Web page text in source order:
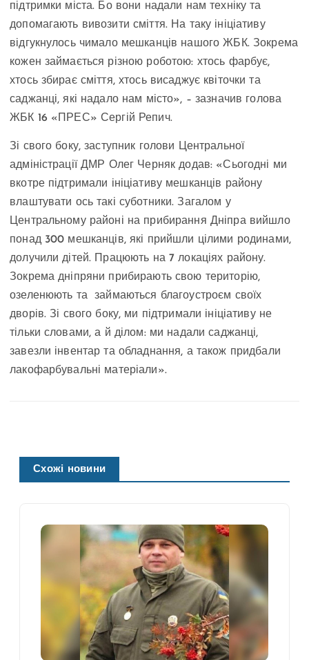
підтримки міста. Бо вони надали нам техніку та
допомагають вивозити сміття. На таку ініціативу
відгукнулось чимало мешканців нашого ЖБК. Зокрема
кожен займається різною роботою: хтось фарбує,
хтось збирає сміття, хтось висаджує квіточки та
саджанці, які надало нам місто», – зазначив голова
ЖБК 16 «ПРЕС» Сергій Репич.
Зі свого боку, заступник голови Центральної
адміністрації ДМР Олег Черняк додав: «Сьогодні ми
вкотре підтримали ініціативу мешканців району
влаштувати ось такі суботники. Загалом у
Центральному районі на прибирання Дніпра вийшло
понад 300 мешканців, які прийшли цілими родинами,
долучили дітей. Працюють на 7 локаціях району.
Зокрема дніпряни прибирають свою територію,
озеленюють та займаються благоустроєм своїх
дворів. Зі свого боку, ми підтримали ініціативу не
тільки словами, а й ділом: ми надали саджанці,
завезли інвентар та обладнання, а також придбали
лакофарбувальні матеріали».
Схожі новини